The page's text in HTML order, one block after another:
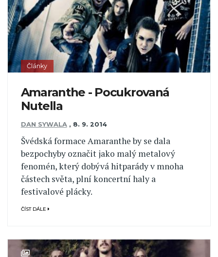
Články
Amaranthe - Pocukrovaná
Nutella
DAN SYWALA , 8. 9. 2014
Švédská formace Amaranthe by se dala
bezpochyby označit jako malý metalový
fenomén, který dobývá hitparády v mnoha
částech světa, plní koncertní haly a
festivalové plácky.
ČÍST DÁLE